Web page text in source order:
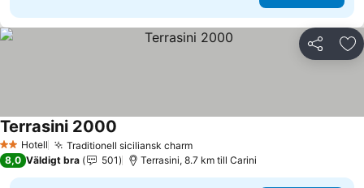
Dela
2 Stjärnor
Hotell Traditionell siciliansk charm
Terrasini 2000
8,0 Väldigt bra 501 Terrasini, 8.7 km till Carini